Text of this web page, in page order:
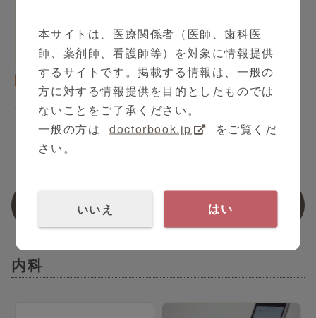
17:37
消化器内科
川口 義明 先生
当院における膵がんを早期
で発見するための戦略 診診
連携が重要である
関連動画
内科
本サイトは、医療関係者（医師、歯科医
師、薬剤師、看護師等）を対象に情報提供
するサイトです。掲載する情報は、一般の
方に対する情報提供を目的としたものでは
ないことをご了承ください。
一般の方は
doctorbook.jp
をご覧くだ
さい。
いいえ はい